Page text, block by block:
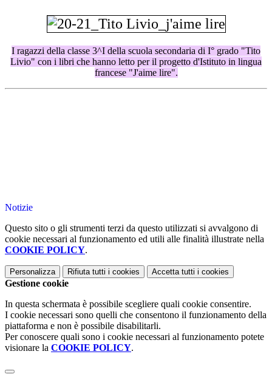
I ragazzi della classe 3^I della scuola secondaria di I° grado "Tito
Livio" con i libri che hanno letto per il progetto d'Istituto in lingua
francese "J'aime lire".
Notizie
Questo sito o gli strumenti terzi da questo utilizzati si avvalgono di
cookie necessari al funzionamento ed utili alle finalità illustrate nella
COOKIE POLICY.
Personalizza Rifiuta tutti i cookies Accetta tutti i cookies
Gestione cookie
In questa schermata è possibile scegliere quali cookie consentire.
I cookie necessari sono quelli che consentono il funzionamento della
piattaforma e non è possibile disabilitarli.
Per conoscere quali sono i cookie necessari al funzionamento potete
visionare la COOKIE POLICY.